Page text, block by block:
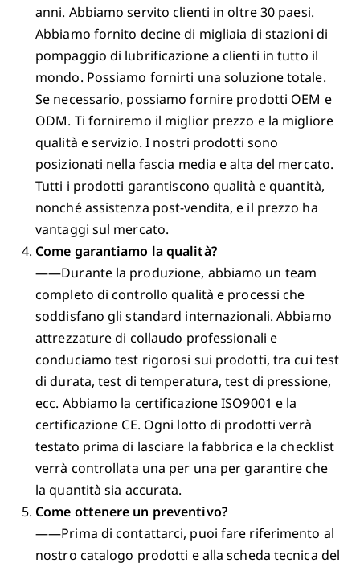
anni. Abbiamo servito clienti in oltre 30 paesi.
Abbiamo fornito decine di migliaia di stazioni di
pompaggio di lubrificazione a clienti in tutto il
mondo. Possiamo fornirti una soluzione totale.
Se necessario, possiamo fornire prodotti OEM e
ODM. Ti forniremo il miglior prezzo e la migliore
qualità e servizio. I nostri prodotti sono
posizionati nella fascia media e alta del mercato.
Tutti i prodotti garantiscono qualità e quantità,
nonché assistenza post-vendita, e il prezzo ha
vantaggi sul mercato.
Come garantiamo la qualità?
——Durante la produzione, abbiamo un team
completo di controllo qualità e processi che
soddisfano gli standard internazionali. Abbiamo
attrezzature di collaudo professionali e
conduciamo test rigorosi sui prodotti, tra cui test
di durata, test di temperatura, test di pressione,
ecc. Abbiamo la certificazione ISO9001 e la
certificazione CE. Ogni lotto di prodotti verrà
testato prima di lasciare la fabbrica e la checklist
verrà controllata una per una per garantire che
la quantità sia accurata.
Come ottenere un preventivo?
——Prima di contattarci, puoi fare riferimento al
nostro catalogo prodotti e alla scheda tecnica del